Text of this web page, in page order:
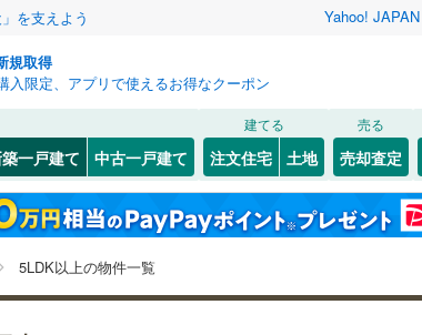
を支えよう Yahoo! JAPAN
規取得
入限定、アプリで使えるお得なクーポン
一戸建て 中古一戸建て
建てる
注文住宅 土地
売る
売却査定
5LDK以上の物件一覧
宮城 秋田 山形
奈川 埼玉
駿河区(0)
本）(0) 伊東線(0)
身延線(0)
オール電化（0）
6） ビルトインガレージ（0）
ターホン
検索条件を保存しました
索条件の新着物件通知は、 マイページから設定できます。
岡県、静岡市、価格未定を含む、建築条件付き土地を
含む、5LDK以上